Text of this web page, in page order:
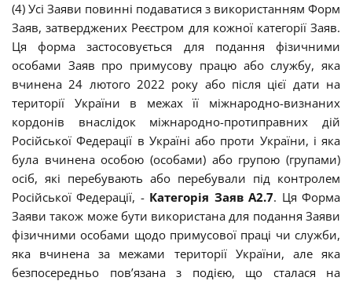
(4) Усі Заяви повинні подаватися з використанням Форм
Заяв, затверджених Реєстром для кожної категорії Заяв.
Ця форма застосовується для подання фізичними
особами Заяв про примусову працю або службу, яка
вчинена 24 лютого 2022 року або після цієї дати на
території України в межах її міжнародно-визнаних
кордонів внаслідок міжнародно-протиправних дій
Російської Федерації в Україні або проти України, і яка
була вчинена особою (особами) або групою (групами)
осіб, які перебувають або перебували під контролем
Російської Федерації, - Категорія Заяв А2.7. Ця Форма
Заяви також може бути використана для подання Заяви
фізичними особами щодо примусової праці чи служби,
яка вчинена за межами території України, але яка
безпосередньо пов’язана з подією, що сталася на